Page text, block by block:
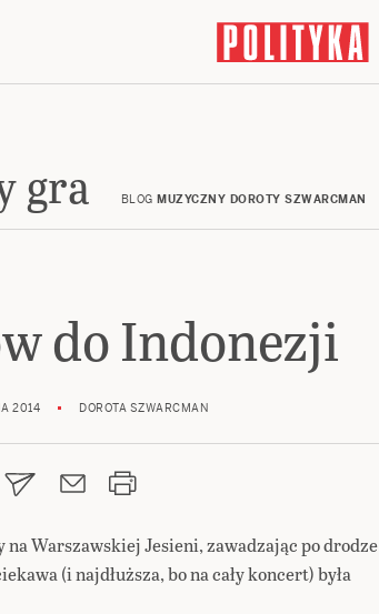
gra BLOG MUZYCZNY DOROTY SZWARCMAN
do Indonezji
2014 DOROTA SZWARCMAN
Warszawskiej Jesieni, zawadzając po drodze
(i najdłuższa, bo na cały koncert) była